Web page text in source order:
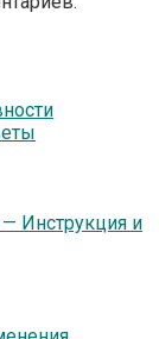
Инструкция и